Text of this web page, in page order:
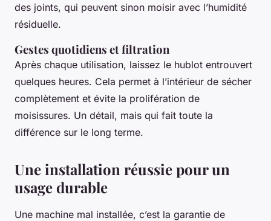
des joints, qui peuvent sinon moisir avec l’humidité
résiduelle.
Gestes quotidiens et filtration
Après chaque utilisation, laissez le hublot entrouvert
quelques heures. Cela permet à l’intérieur de sécher
complètement et évite la prolifération de
moisissures. Un détail, mais qui fait toute la
différence sur le long terme.
Une installation réussie pour un
usage durable
Une machine mal installée, c’est la garantie de